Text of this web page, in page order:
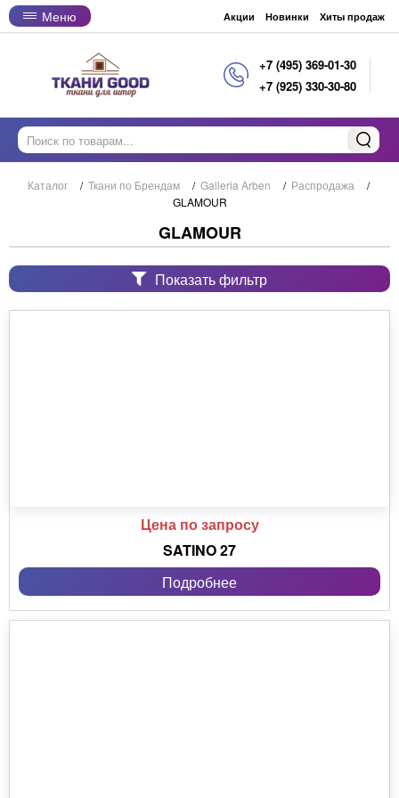
Меню Акции Новинки Хиты продаж
+7 (495) 369-01-30
+7 (925) 330-30-80
Каталог / Ткани по Брендам / Galleria Arben / Распродажа
/
GLAMOUR
GLAMOUR
Показать фильтр
Цена по запросу
SATINO 27
Подробнее